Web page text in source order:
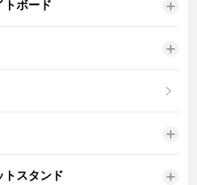
トボード
トスタンド